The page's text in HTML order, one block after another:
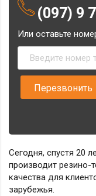
(097) 9
Или оставьте
Сегодня, спустя 20
производит резино-
качества для
зарубежья.